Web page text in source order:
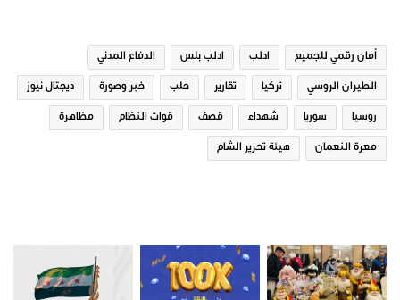
أمان رقمي للجميع ادلب ادلب بلس الدفاع المدني
الطيران الروسي تركيا تقارير حلب خبر وصورة ديجتال نيوز
روسيا سوريا شهداء قصف قوات النظام مظاهرة
معرة النعمان هيئة تحرير الشام